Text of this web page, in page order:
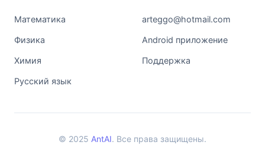
Математика
Физика
Химия
Русский язык
arteggo@hotmail.com
Android приложение
Поддержка
© 2025 AntAI. Все права защищены.